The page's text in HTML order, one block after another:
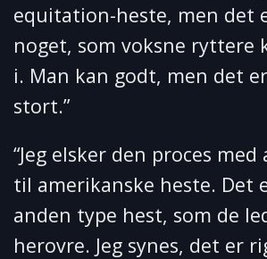
equitation-heste, men det
noget, som voksne ryttere
i. Man kan godt, men det
stort.”
“Jeg elsker den proces med
til amerikanske heste. Det
anden type hest, som de
herovre. Jeg synes, det er